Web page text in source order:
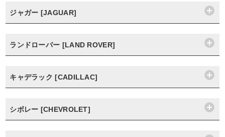
ジャガー [JAGUAR]
ランドローバー [LAND ROVER]
キャデラック [CADILLAC]
シボレー [CHEVROLET]